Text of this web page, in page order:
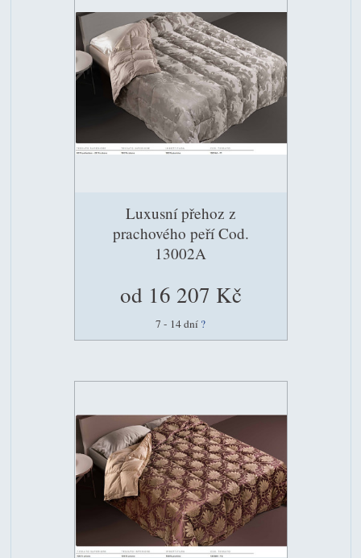
Luxusní přehoz z
prachového peří Cod.
13002A
od 16 207 Kč
7 - 14 dní ?